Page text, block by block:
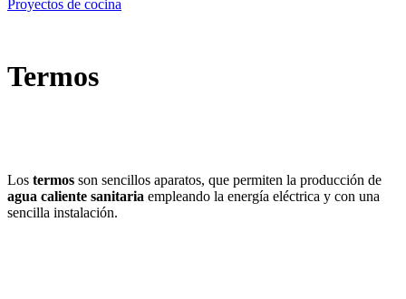
Proyectos de cocina
Termos
Los termos son sencillos aparatos, que permiten la producción de
agua caliente sanitaria empleando la energía eléctrica y con una
sencilla instalación.